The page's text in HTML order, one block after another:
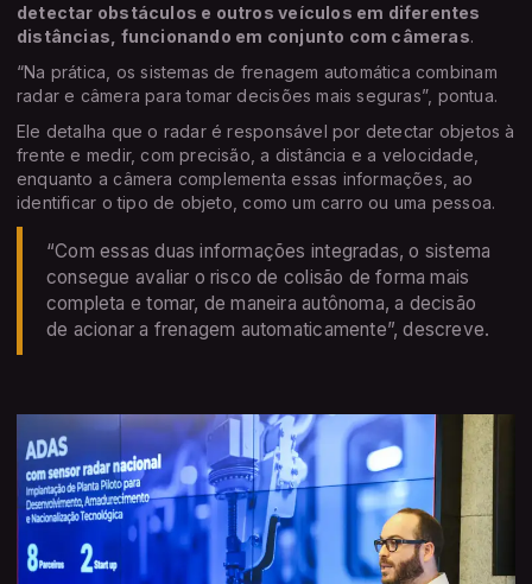
detectar obstáculos e outros veículos em diferentes
distâncias, funcionando em conjunto com câmeras.
“Na prática, os sistemas de frenagem automática combinam
radar e câmera para tomar decisões mais seguras”, pontua.
Ele detalha que o radar é responsável por detectar objetos à
frente e medir, com precisão, a distância e a velocidade,
enquanto a câmera complementa essas informações, ao
identificar o tipo de objeto, como um carro ou uma pessoa.
“Com essas duas informações integradas, o sistema
consegue avaliar o risco de colisão de forma mais
completa e tomar, de maneira autônoma, a decisão
de acionar a frenagem automaticamente”, descreve.